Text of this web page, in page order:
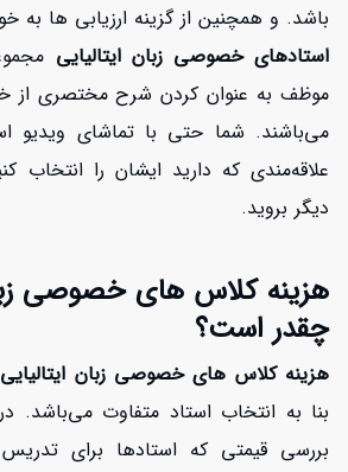
باشد. و همچنین از گزینه ارزیابی ها به
استادهای خصوصی زبان ایتالیایی
موظف به عنوان کردن شرح مختصری از
می‌باشند. شما حتی با تماشای ویدیو
علاقه‌مندی که دارید ایشان را انتخاب
دیگر بروید.
هزینه کلاس های خصوصی
چقدر است؟
هزینه کلاس های خصوصی زبان ایتالیایی
بنا به انتخاب استاد متفاوت می‌باشد.